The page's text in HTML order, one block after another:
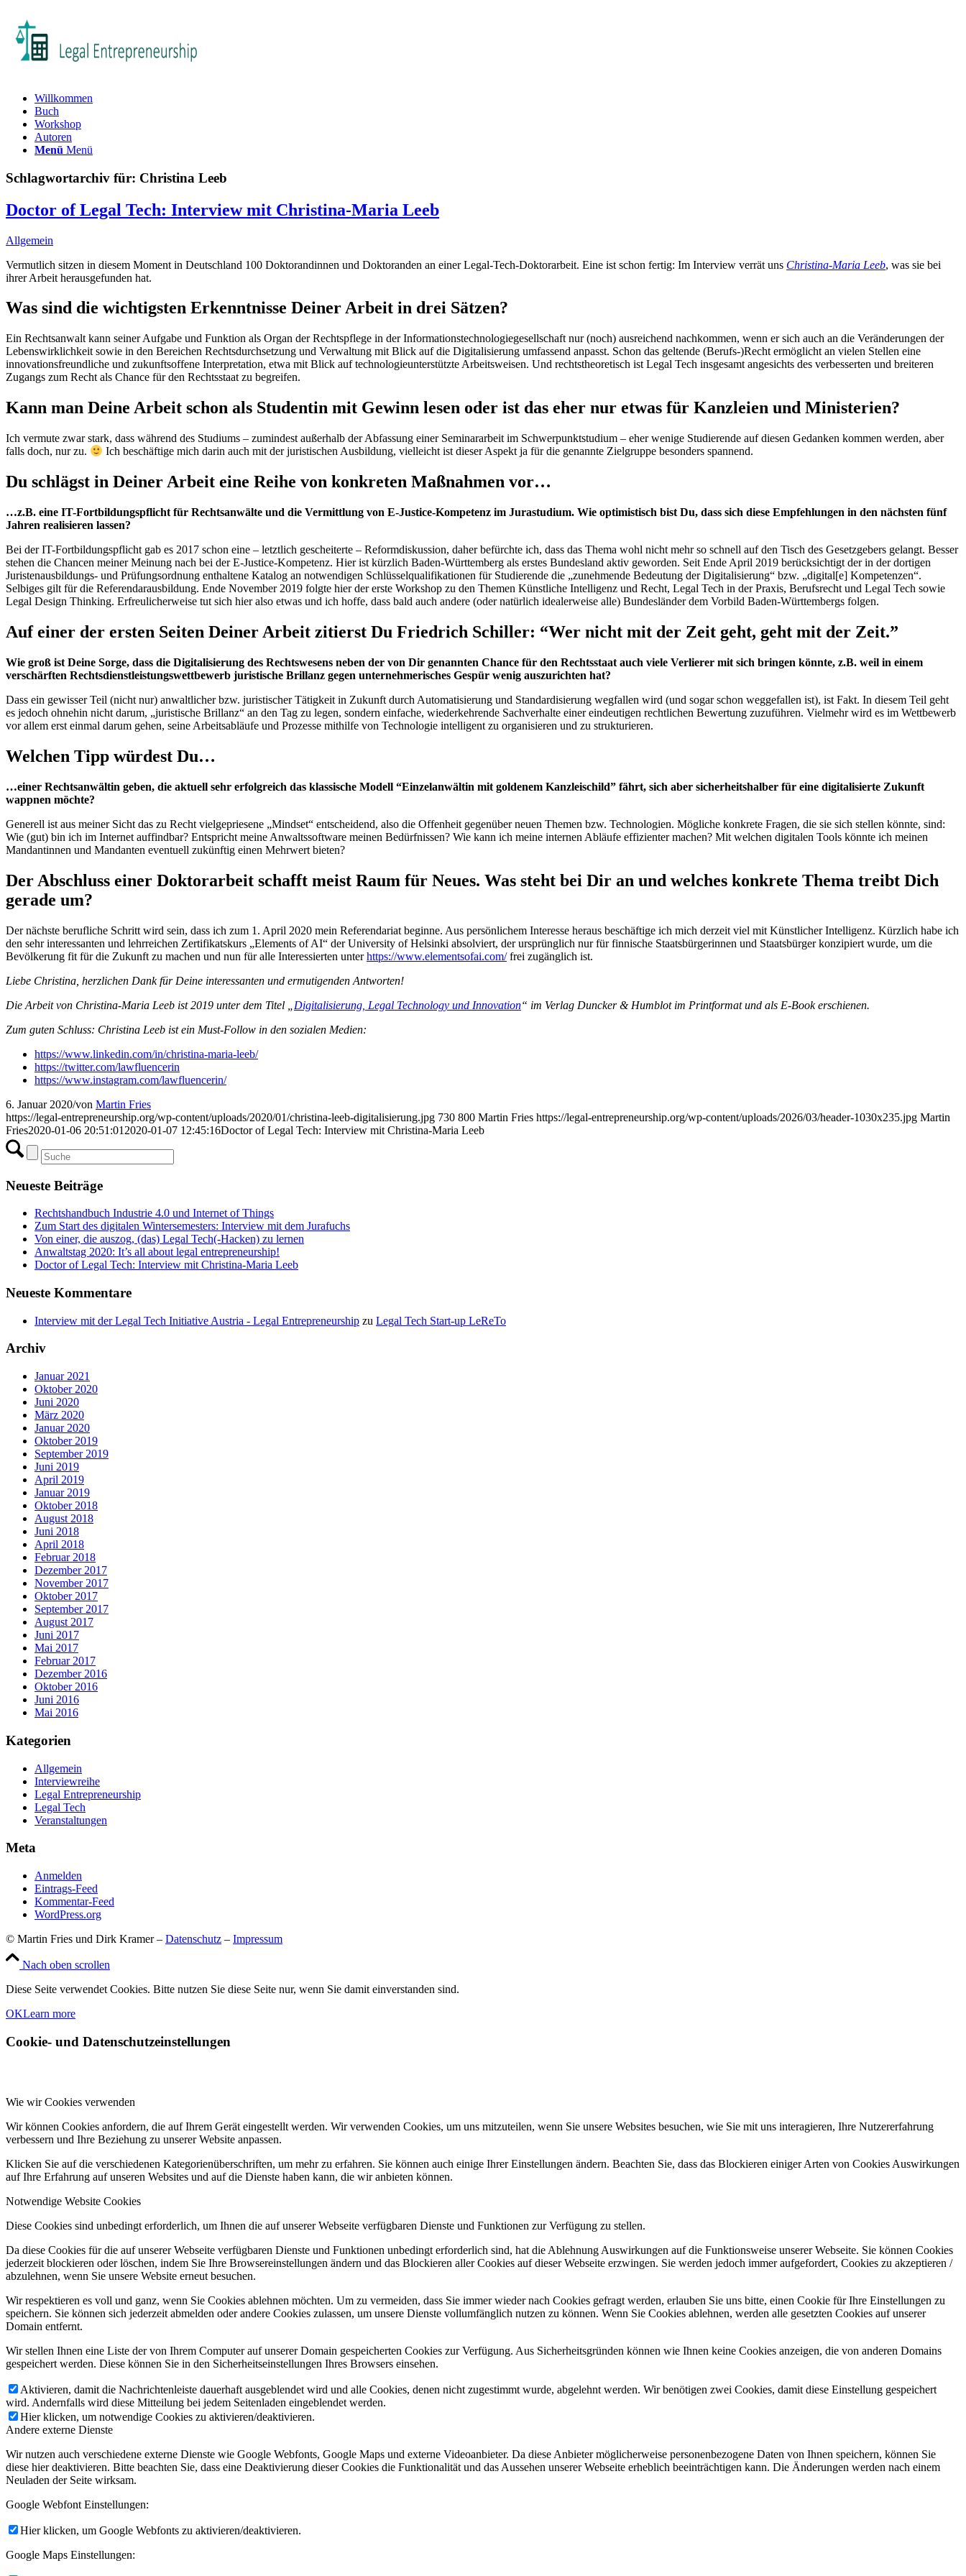
Willkommen
Buch
Workshop
Autoren
Menü Menü
Schlagwortarchiv für: Christina Leeb
Doctor of Legal Tech: Interview mit Christina-Maria Leeb
Allgemein
Vermutlich sitzen in diesem Moment in Deutschland 100 Doktorandinnen und Doktoranden an einer Legal-Tech-Doktorarbeit. Eine ist schon fertig: Im Interview verrät uns Christina-Maria Leeb, was sie bei
ihrer Arbeit herausgefunden hat.
Was sind die wichtigsten Erkenntnisse Deiner Arbeit in drei Sätzen?
Ein Rechtsanwalt kann seiner Aufgabe und Funktion als Organ der Rechtspflege in der Informationstechnologiegesellschaft nur (noch) ausreichend nachkommen, wenn er sich auch an die Veränderungen der
Lebenswirklichkeit sowie in den Bereichen Rechtsdurchsetzung und Verwaltung mit Blick auf die Digitalisierung umfassend anpasst. Schon das geltende (Berufs-)Recht ermöglicht an vielen Stellen eine
innovationsfreundliche und zukunftsoffene Interpretation, etwa mit Blick auf technologieunterstützte Arbeitsweisen. Und rechtstheoretisch ist Legal Tech insgesamt angesichts des verbesserten und breiteren
Zugangs zum Recht als Chance für den Rechtsstaat zu begreifen.
Kann man Deine Arbeit schon als Studentin mit Gewinn lesen oder ist das eher nur etwas für Kanzleien und Ministerien?
Ich vermute zwar stark, dass während des Studiums – zumindest außerhalb der Abfassung einer Seminararbeit im Schwerpunktstudium – eher wenige Studierende auf diesen Gedanken kommen werden, aber
falls doch, nur zu.
Ich beschäftige mich darin auch mit der juristischen Ausbildung, vielleicht ist dieser Aspekt ja für die genannte Zielgruppe besonders spannend.
Du schlägst in Deiner Arbeit eine Reihe von konkreten Maßnahmen vor…
…z.B. eine IT-Fortbildungspflicht für Rechtsanwälte und die Vermittlung von E-Justice-Kompetenz im Jurastudium. Wie optimistisch bist Du, dass sich diese Empfehlungen in den nächsten fünf
Jahren realisieren lassen?
Bei der IT-Fortbildungspflicht gab es 2017 schon eine – letztlich gescheiterte – Reformdiskussion, daher befürchte ich, dass das Thema wohl nicht mehr so schnell auf den Tisch des Gesetzgebers gelangt. Besser
stehen die Chancen meiner Meinung nach bei der E-Justice-Kompetenz. Hier ist kürzlich Baden-Württemberg als erstes Bundesland aktiv geworden. Seit Ende April 2019 berücksichtigt der in der dortigen
Juristenausbildungs- und Prüfungsordnung enthaltene Katalog an notwendigen Schlüsselqualifikationen für Studierende die „zunehmende Bedeutung der Digitalisierung“ bzw. „digital[e] Kompetenzen“.
Selbiges gilt für die Referendarausbildung. Ende November 2019 folgte hier der erste Workshop zu den Themen Künstliche Intelligenz und Recht, Legal Tech in der Praxis, Berufsrecht und Legal Tech sowie
Legal Design Thinking. Erfreulicherweise tut sich hier also etwas und ich hoffe, dass bald auch andere (oder natürlich idealerweise alle) Bundesländer dem Vorbild Baden-Württembergs folgen.
Auf einer der ersten Seiten Deiner Arbeit zitierst Du Friedrich Schiller: “Wer nicht mit der Zeit geht, geht mit der Zeit.”
Wie groß ist Deine Sorge, dass die Digitalisierung des Rechtswesens neben der von Dir genannten Chance für den Rechtsstaat auch viele Verlierer mit sich bringen könnte, z.B. weil in einem
verschärften Rechtsdienstleistungswettbewerb juristische Brillanz gegen unternehmerisches Gespür wenig auszurichten hat?
Dass ein gewisser Teil (nicht nur) anwaltlicher bzw. juristischer Tätigkeit in Zukunft durch Automatisierung und Standardisierung wegfallen wird (und sogar schon weggefallen ist), ist Fakt. In diesem Teil geht
es jedoch ohnehin nicht darum, „juristische Brillanz“ an den Tag zu legen, sondern einfache, wiederkehrende Sachverhalte einer eindeutigen rechtlichen Bewertung zuzuführen. Vielmehr wird es im Wettbewerb
vor allem erst einmal darum gehen, seine Arbeitsabläufe und Prozesse mithilfe von Technologie intelligent zu organisieren und zu strukturieren.
Welchen Tipp würdest Du…
…einer Rechtsanwältin geben, die aktuell sehr erfolgreich das klassische Modell “Einzelanwältin mit goldenem Kanzleischild” fährt, sich aber sicherheitshalber für eine digitalisierte Zukunft
wappnen möchte?
Generell ist aus meiner Sicht das zu Recht vielgepriesene „Mindset“ entscheidend, also die Offenheit gegenüber neuen Themen bzw. Technologien. Mögliche konkrete Fragen, die sie sich stellen könnte, sind:
Wie (gut) bin ich im Internet auffindbar? Entspricht meine Anwaltssoftware meinen Bedürfnissen? Wie kann ich meine internen Abläufe effizienter machen? Mit welchen digitalen Tools könnte ich meinen
Mandantinnen und Mandanten eventuell zukünftig einen Mehrwert bieten?
Der Abschluss einer Doktorarbeit schafft meist Raum für Neues. Was steht bei Dir an und welches konkrete Thema treibt Dich
gerade um?
Der nächste berufliche Schritt wird sein, dass ich zum 1. April 2020 mein Referendariat beginne. Aus persönlichem Interesse heraus beschäftige ich mich derzeit viel mit Künstlicher Intelligenz. Kürzlich habe ich
den sehr interessanten und lehrreichen Zertifikatskurs „Elements of AI“ der University of Helsinki absolviert, der ursprünglich nur für finnische Staatsbürgerinnen und Staatsbürger konzipiert wurde, um die
Bevölkerung fit für die Zukunft zu machen und nun für alle Interessierten unterhttps://www.elementsofai.com/frei zugänglich ist.
Liebe Christina, herzlichen Dank für Deine interessanten und ermutigenden Antworten!
Die Arbeit von Christina-Maria Leeb ist 2019 unter dem Titel „ Digitalisierung, Legal Technology und Innovation“ im Verlag Duncker & Humblot im Printformat und als E-Book erschienen.
Zum guten Schluss: Christina Leeb ist ein Must-Follow in den sozialen Medien:
https://www.linkedin.com/in/christina-maria-leeb/
https://twitter.com/lawfluencerin
https://www.instagram.com/lawfluencerin/
6. Januar 2020/von Martin Fries
https://legal-entrepreneurship.org/wp-content/uploads/2020/01/christina-leeb-digitalisierung.jpg 730 800 Martin Fries https://legal-entrepreneurship.org/wp-content/uploads/2026/03/header-1030x235.jpg Martin
Fries2020-01-06 20:51:01 2020-01-07 12:45:16Doctor of Legal Tech: Interview mit Christina-Maria Leeb
Neueste Beiträge
Rechtshandbuch Industrie 4.0 und Internet of Things
Zum Start des digitalen Wintersemesters: Interview mit dem Jurafuchs
Von einer, die auszog, (das) Legal Tech(-Hacken) zu lernen
Anwaltstag 2020: It’s all about legal entrepreneurship!
Doctor of Legal Tech: Interview mit Christina-Maria Leeb
Neueste Kommentare
Interview mit der Legal Tech Initiative Austria - Legal Entrepreneurship zu Legal Tech Start-up LeReTo
Archiv
Januar 2021
Oktober 2020
Juni 2020
März 2020
Januar 2020
Oktober 2019
September 2019
Juni 2019
April 2019
Januar 2019
Oktober 2018
August 2018
Juni 2018
April 2018
Februar 2018
Dezember 2017
November 2017
Oktober 2017
September 2017
August 2017
Juni 2017
Mai 2017
Februar 2017
Dezember 2016
Oktober 2016
Juni 2016
Mai 2016
Kategorien
Allgemein
Interviewreihe
Legal Entrepreneurship
Legal Tech
Veranstaltungen
Meta
Anmelden
Eintrags-Feed
Kommentar-Feed
WordPress.org
© Martin Fries und Dirk Kramer – Datenschutz – Impressum
Nach oben scrollen
Diese Seite verwendet Cookies. Bitte nutzen Sie diese Seite nur, wenn Sie damit einverstanden sind.
OKLearn more
Cookie- und Datenschutzeinstellungen
Wie wir Cookies verwenden
Wir können Cookies anfordern, die auf Ihrem Gerät eingestellt werden. Wir verwenden Cookies, um uns mitzuteilen, wenn Sie unsere Websites besuchen, wie Sie mit uns interagieren, Ihre Nutzererfahrung
verbessern und Ihre Beziehung zu unserer Website anpassen.
Klicken Sie auf die verschiedenen Kategorienüberschriften, um mehr zu erfahren. Sie können auch einige Ihrer Einstellungen ändern. Beachten Sie, dass das Blockieren einiger Arten von Cookies Auswirkungen
auf Ihre Erfahrung auf unseren Websites und auf die Dienste haben kann, die wir anbieten können.
Notwendige Website Cookies
Diese Cookies sind unbedingt erforderlich, um Ihnen die auf unserer Webseite verfügbaren Dienste und Funktionen zur Verfügung zu stellen.
Da diese Cookies für die auf unserer Webseite verfügbaren Dienste und Funktionen unbedingt erforderlich sind, hat die Ablehnung Auswirkungen auf die Funktionsweise unserer Webseite. Sie können Cookies
jederzeit blockieren oder löschen, indem Sie Ihre Browsereinstellungen ändern und das Blockieren aller Cookies auf dieser Webseite erzwingen. Sie werden jedoch immer aufgefordert, Cookies zu akzeptieren /
abzulehnen, wenn Sie unsere Website erneut besuchen.
Wir respektieren es voll und ganz, wenn Sie Cookies ablehnen möchten. Um zu vermeiden, dass Sie immer wieder nach Cookies gefragt werden, erlauben Sie uns bitte, einen Cookie für Ihre Einstellungen zu
speichern. Sie können sich jederzeit abmelden oder andere Cookies zulassen, um unsere Dienste vollumfänglich nutzen zu können. Wenn Sie Cookies ablehnen, werden alle gesetzten Cookies auf unserer
Domain entfernt.
Wir stellen Ihnen eine Liste der von Ihrem Computer auf unserer Domain gespeicherten Cookies zur Verfügung. Aus Sicherheitsgründen können wie Ihnen keine Cookies anzeigen, die von anderen Domains
gespeichert werden. Diese können Sie in den Sicherheitseinstellungen Ihres Browsers einsehen.
Aktivieren, damit die Nachrichtenleiste dauerhaft ausgeblendet wird und alle Cookies, denen nicht zugestimmt wurde, abgelehnt werden. Wir benötigen zwei Cookies, damit diese Einstellung gespeichert
wird. Andernfalls wird diese Mitteilung bei jedem Seitenladen eingeblendet werden.
Hier klicken, um notwendige Cookies zu aktivieren/deaktivieren.
Andere externe Dienste
Wir nutzen auch verschiedene externe Dienste wie Google Webfonts, Google Maps und externe Videoanbieter. Da diese Anbieter möglicherweise personenbezogene Daten von Ihnen speichern, können Sie
diese hier deaktivieren. Bitte beachten Sie, dass eine Deaktivierung dieser Cookies die Funktionalität und das Aussehen unserer Webseite erheblich beeinträchtigen kann. Die Änderungen werden nach einem
Neuladen der Seite wirksam.
Google Webfont Einstellungen:
Hier klicken, um Google Webfonts zu aktivieren/deaktivieren.
Google Maps Einstellungen: